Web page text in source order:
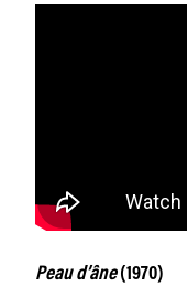
Peau d’âne(1970)